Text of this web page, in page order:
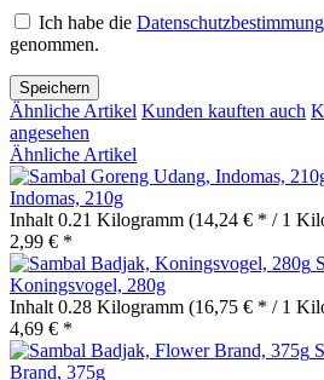
Ich habe die
genommen.
Speichern
Ähnliche Artikel Kunden kauften auch
angesehen
Ähnliche Artikel
Indomas, 210g
Inhalt 0.21 Kilogramm (14,24 € * / 1
2,99 € *
Koningsvogel, 280g
Inhalt 0.28 Kilogramm (16,75 € * / 1
4,69 € *
Brand, 375g